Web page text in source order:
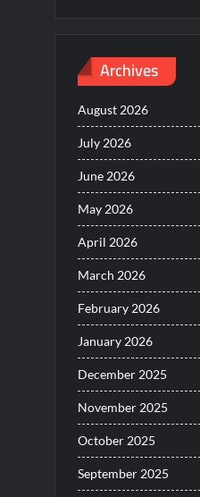
Archives
August 2026
July 2026
June 2026
May 2026
April 2026
March 2026
February 2026
January 2026
December 2025
November 2025
October 2025
September 2025